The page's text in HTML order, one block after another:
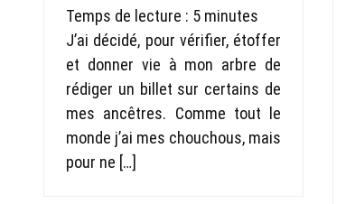
Temps de lecture : 5 minutes
J’ai décidé, pour vérifier, étoffer
et donner vie à mon arbre de
rédiger un billet sur certains de
mes ancêtres. Comme tout le
monde j’ai mes chouchous, mais
pour ne […]